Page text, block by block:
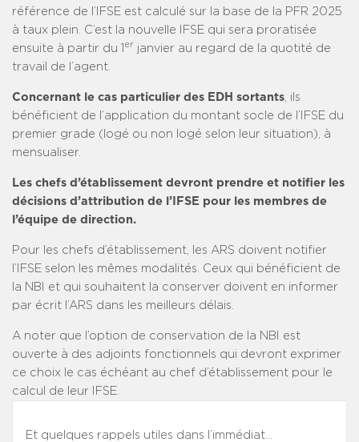
référence de l’IFSE est calculé sur la base de la PFR 2025
à taux plein. C’est la nouvelle IFSE qui sera proratisée
ensuite à partir du 1 er janvier au regard de la quotité de
travail de l’agent.
Concernant le cas particulier des EDH sortants , ils
bénéficient de l’application du montant socle de l’IFSE du
premier grade (logé ou non logé selon leur situation), à
mensualiser.
Les chefs d’établissement devront prendre et notifier les
décisions d’attribution de l’IFSE pour les membres de
l’équipe de direction.
Pour les chefs d’établissement, les ARS doivent notifier
l’IFSE selon les mêmes modalités. Ceux qui bénéficient de
la NBI et qui souhaitent la conserver doivent en informer
par écrit l’ARS dans les meilleurs délais.
A noter que l’option de conservation de la NBI est
ouverte à des adjoints fonctionnels qui devront exprimer
ce choix le cas échéant au chef d’établissement pour le
calcul de leur IFSE.
Et quelques rappels utiles dans l’immédiat…